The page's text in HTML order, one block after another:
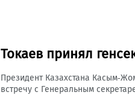
Токаев принял
Президент Казахстана Касым-
встречу с Генеральным